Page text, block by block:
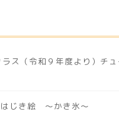
ス（令和９年度より）チ
じき絵 〜かき氷〜